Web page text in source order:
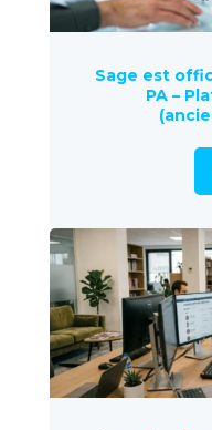
Sage est
PA –